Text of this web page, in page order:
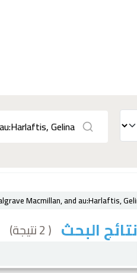
نتائج البحث ( 2 نتيجة)